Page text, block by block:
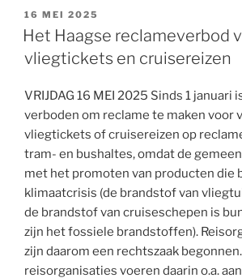
GEPLAATST
OP
16 MEI 2025
Het Haagse reclameverbod
vliegtickets en cruisereizen
VRIJDAG 16 MEI 2025 Sinds 1 januari
verboden om reclame te maken voor
vliegtickets of cruisereizen op
tram- en bushaltes, omdat de
met het promoten van producten die
klimaatcrisis (de brandstof van
de brandstof van cruiseschepen is
zijn het fossiele brandstoffen).
zijn daarom een rechtszaak
reisorganisaties voeren daarin o.a.